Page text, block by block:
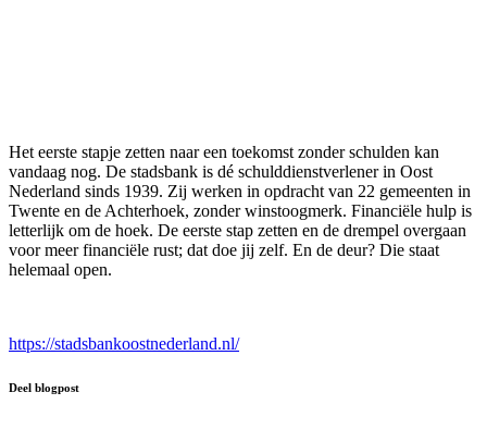
Het eerste stapje zetten naar een toekomst zonder schulden kan
vandaag nog. De stadsbank is dé schulddienstverlener in Oost
Nederland sinds 1939. Zij werken in opdracht van 22 gemeenten in
Twente en de Achterhoek, zonder winstoogmerk. Financiële hulp is
letterlijk om de hoek. De eerste stap zetten en de drempel overgaan
voor meer financiële rust; dat doe jij zelf. En de deur? Die staat
helemaal open.
https://stadsbankoostnederland.nl/
Deel blogpost